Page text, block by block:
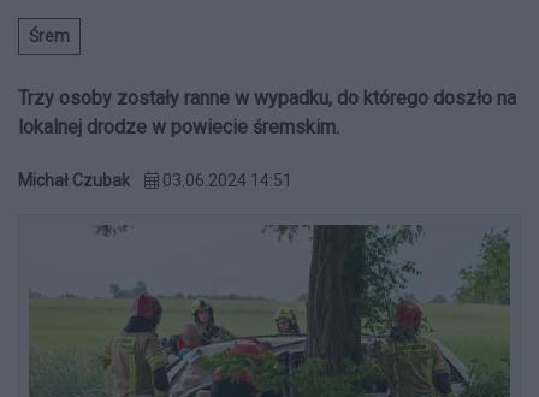
Śrem
Trzy osoby zostały ranne w wypadku, do którego doszło na
lokalnej drodze w powiecie śremskim.
Michał Czubak 03.06.2024 14:51